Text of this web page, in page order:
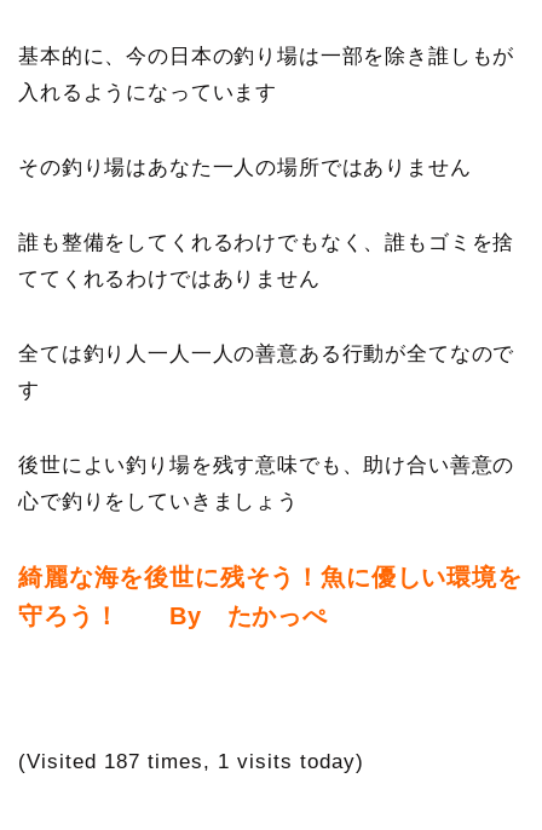
基本的に、今の日本の釣り場は一部を除き誰しもが
入れるようになっています
その釣り場はあなた一人の場所ではありません
誰も整備をしてくれるわけでもなく、誰もゴミを捨
ててくれるわけではありません
全ては釣り人一人一人の善意ある行動が全てなので
す
後世によい釣り場を残す意味でも、助け合い善意の
心で釣りをしていきましょう
綺麗な海を後世に残そう！魚に優しい環境を
守ろう！ By たかっぺ
(Visited 187 times, 1 visits today)